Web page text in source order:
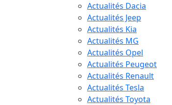
Actualités Dacia
Actualités Jeep
Actualités Kia
Actualités MG
Actualités Opel
Actualités Peugeot
Actualités Renault
Actualités Tesla
Actualités Toyota